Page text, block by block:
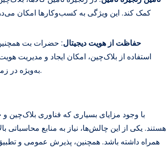
کمک کند. این ویژگی به کسب‌وکارها امکان
حفاظت از هویت دیجیتال: حضرات بت همچنین
استفاده از بلاک‌چین، امکان ایجاد و مدیریت
به‌ویژه در زمینه‌های مرتبط با حریم خصوصی و امنیت اطلاعات اهمیت دارد.
با وجود مزایای بسیاری که فناوری بلاک‌چین
هستند. یکی از این چالش‌ها، نیاز به منابع محاسباتی
همراه داشته باشد. همچنین، پذیرش عمومی و